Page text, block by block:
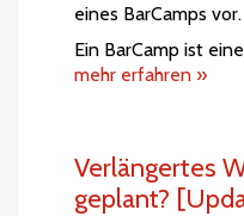
eines BarCamps vor.
Ein BarCamp ist
mehr erfahren »
Verlängertes
geplant?